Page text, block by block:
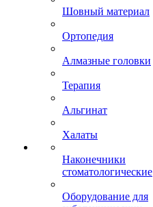
Шовный материал
Ортопедия
Алмазные головки
Терапия
Альгинат
Халаты
Наконечники
стоматологические
Оборудование для